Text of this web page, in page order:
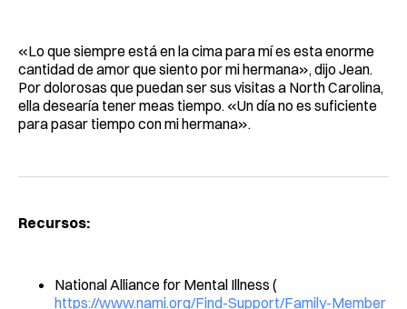
«Lo que siempre está en la cima para mí es esta enorme
cantidad de amor que siento por mi hermana», dijo Jean.
Por dolorosas que puedan ser sus visitas a North Carolina,
ella desearía tener meas tiempo. «Un día no es suficiente
para pasar tiempo con mi hermana».
Recursos:
National Alliance for Mental Illness (
https://www.nami.org/Find-Support/Family-Member